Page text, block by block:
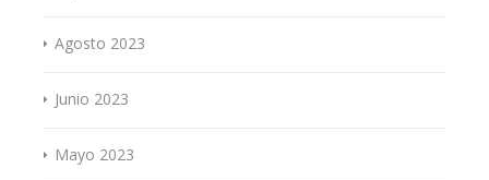
Agosto 2023
Junio 2023
Mayo 2023